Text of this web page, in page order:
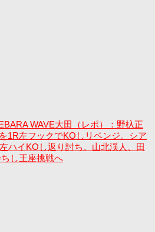
WAVE大田（レポ）：野杁正
1R左フックでKOしリベンジ。シア
ハイKOし返り討ち。山北渓人、田
ちし王座挑戦へ